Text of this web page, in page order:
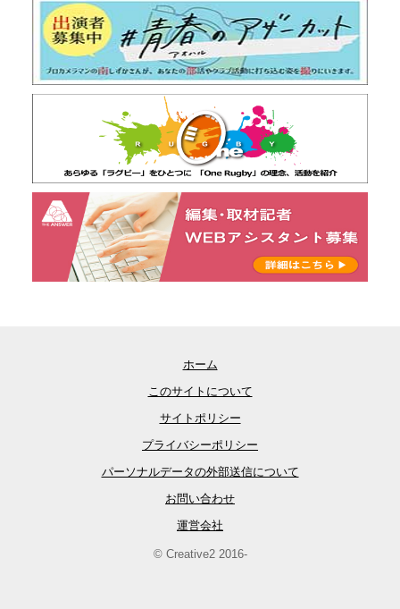
ホーム
このサイトについて
サイトポリシー
プライバシーポリシー
パーソナルデータの外部送信について
お問い合わせ
運営会社
© Creative2 2016-